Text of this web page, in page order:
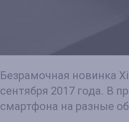
Безрамочная новинка
сентября 2017 года. В
смартфона на разные